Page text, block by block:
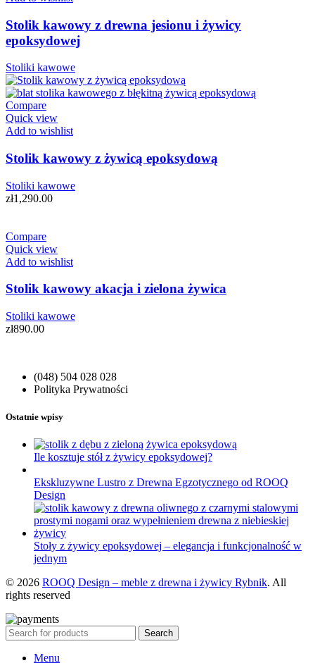
Stolik kawowy z drewna jesionu i żywicy
epoksydowej
Stoliki kawowe
Compare
Quick view
Add to wishlist
Stolik kawowy z żywicą epoksydową
Stoliki kawowe
zł1,290.00
Compare
Quick view
Add to wishlist
Stolik kawowy akacja i zielona żywica
Stoliki kawowe
zł890.00
(048) 504 028 028
Polityka Prywatności
Ostatnie wpisy
Ile kosztuje stół z żywicy epoksydowej?
Ekskluzywne Lustro z Drewna Egzotycznego od ROOQ
Design
Stoły z żywicy epoksydowej – elegancja i funkcjonalność w
jednym
© 2026 ROOQ Design – meble z drewna i żywicy Rybnik. All
rights reserved
Search
Menu